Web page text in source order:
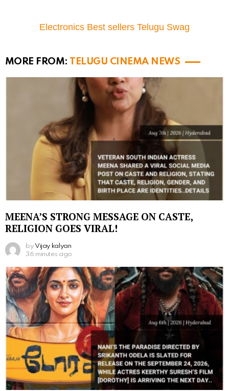
Electronics Best sellers Telugu Swag
MORE FROM: TELUGU CINEMA NEWS
MEENA’S STRONG MESSAGE ON CASTE,
RELIGION GOES VIRAL!
by Vijay kalyan
36 minutes ago